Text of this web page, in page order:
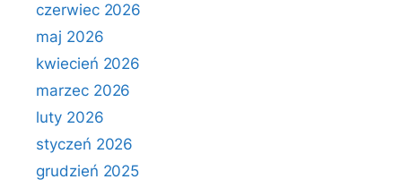
czerwiec 2026
maj 2026
kwiecień 2026
marzec 2026
luty 2026
styczeń 2026
grudzień 2025